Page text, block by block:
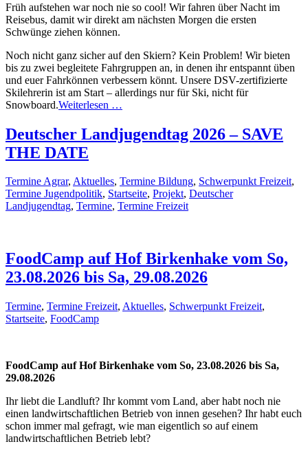
Früh aufstehen war noch nie so cool! Wir fahren über Nacht im
Reisebus, damit wir direkt am nächsten Morgen die ersten
Schwünge ziehen können.
Noch nicht ganz sicher auf den Skiern? Kein Problem! Wir bieten
bis zu zwei begleitete Fahrgruppen an, in denen ihr entspannt üben
und euer Fahrkönnen verbessern könnt. Unsere DSV-zertifizierte
Skilehrerin ist am Start – allerdings nur für Ski, nicht für
Snowboard.Weiterlesen …
Deutscher Landjugendtag 2026 – SAVE
THE DATE
Termine Agrar, Aktuelles, Termine Bildung, Schwerpunkt Freizeit,
Termine Jugendpolitik, Startseite, Projekt, Deutscher
Landjugendtag, Termine, Termine Freizeit
FoodCamp auf Hof Birkenhake vom So,
23.08.2026 bis Sa, 29.08.2026
Termine, Termine Freizeit, Aktuelles, Schwerpunkt Freizeit,
Startseite, FoodCamp
FoodCamp auf Hof Birkenhake vom So, 23.08.2026 bis Sa,
29.08.2026
Ihr liebt die Landluft? Ihr kommt vom Land, aber habt noch nie
einen landwirtschaftlichen Betrieb von innen gesehen? Ihr habt euch
schon immer mal gefragt, wie man eigentlich so auf einem
landwirtschaftlichen Betrieb lebt?